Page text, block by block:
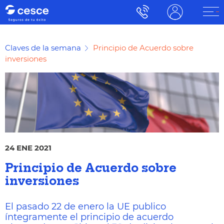
Claves de la semana
Principio de Acuerdo sobre
inversiones
24 ENE 2021
Principio de Acuerdo sobre
inversiones
El pasado 22 de enero la UE publico
íntegramente el principio de acuerdo